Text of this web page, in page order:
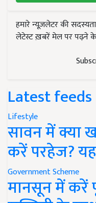
हमारे न्यूज़लेटर की
लेटेस्ट ख़बरें मेल पर पढ़ने के
Latest feeds
Lifestyle
सावन में क्या
करें परहेज?
Government Scheme
मानसून में करें